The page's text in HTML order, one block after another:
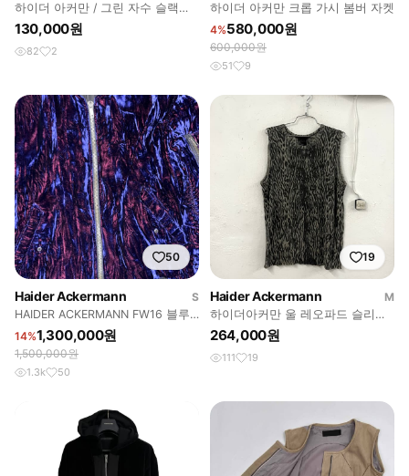
하이더 아커만 / 그린 자수 슬랙스 /
34
130,000원
82 2
하이더 아커만 크롭 가시 봄버 자켓
4%580,000원
600,000원
51 9
50
Haider Ackermann
S
HAIDER ACKERMANN FW16 블루
벨벳 봄버
14%1,300,000원
1,500,000원
1.3k 50
19
Haider Ackermann
M
하이더아커만 울 레오파드 슬리브
리스
264,000원
111 19